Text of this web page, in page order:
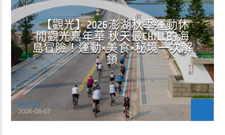
【觀光】2026澎湖秋季運動休
閒觀光嘉年華 秋天最CHILL的海
島冒險！運動×美食×秘境一次解
鎖
Jean-CS
2026-08-07